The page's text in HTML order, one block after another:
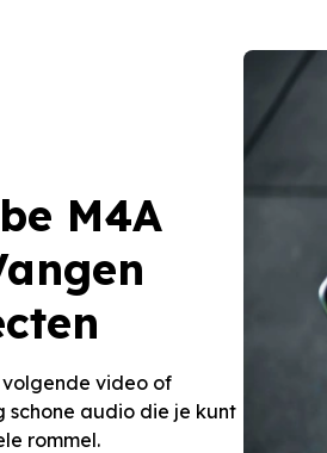
M4A
video of
schone audio die je kunt
rommel.